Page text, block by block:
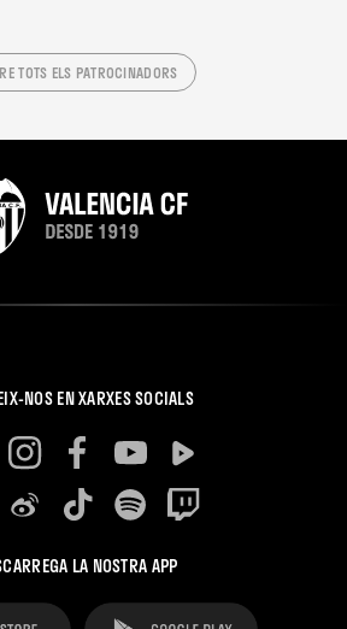
TOTS ELS PATROCINADORS
NOS EN XARXES SOCIALS
LA NOSTRA APP